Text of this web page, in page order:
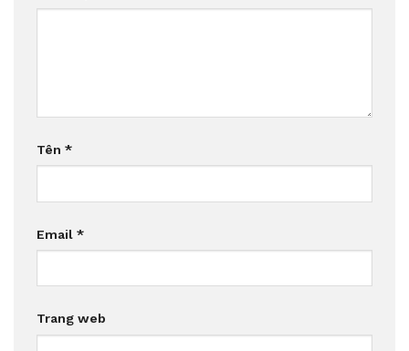
Tên *
Email *
Trang web